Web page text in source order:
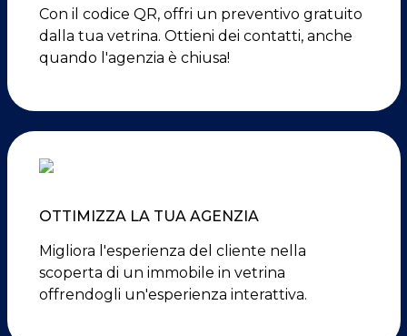
Con il codice QR, offri un preventivo gratuito
dalla tua vetrina. Ottieni dei contatti, anche
quando l'agenzia è chiusa!
OTTIMIZZA LA TUA AGENZIA
Migliora l'esperienza del cliente nella
scoperta di un immobile in vetrina
offrendogli un'esperienza interattiva.